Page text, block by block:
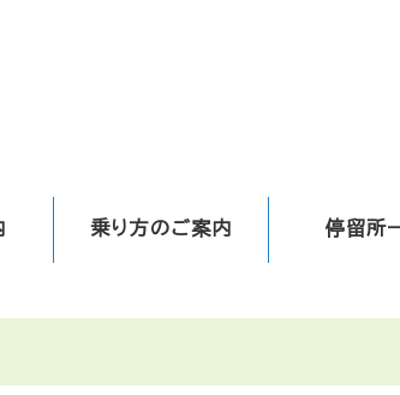
乗り方のご案内 停留所